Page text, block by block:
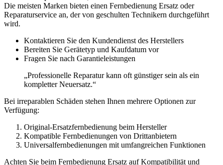
Die meisten Marken bieten einen Fernbedienung Ersatz oder
Reparaturservice an, der von geschulten Technikern durchgeführt
wird.
Kontaktieren Sie den Kundendienst des Herstellers
Bereiten Sie Gerätetyp und Kaufdatum vor
Fragen Sie nach Garantieleistungen
„Professionelle Reparatur kann oft günstiger sein als ein
kompletter Neuersatz.“
Bei irreparablen Schäden stehen Ihnen mehrere Optionen zur
Verfügung:
Original-Ersatzfernbedienung beim Hersteller
Kompatible Fernbedienungen von Drittanbietern
Universalfernbedienungen mit umfangreichen Funktionen
Achten Sie beim Fernbedienung Ersatz auf Kompatibilität und